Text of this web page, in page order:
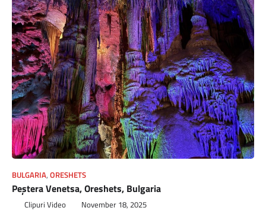
BULGARIA, ORESHETS
Peștera Venetsa, Oreshets, Bulgaria
Clipuri Video November 18, 2025